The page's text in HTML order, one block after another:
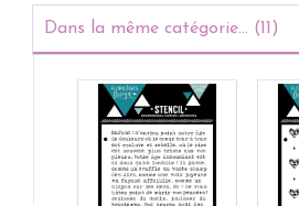
Dans la même catégorie... (11)